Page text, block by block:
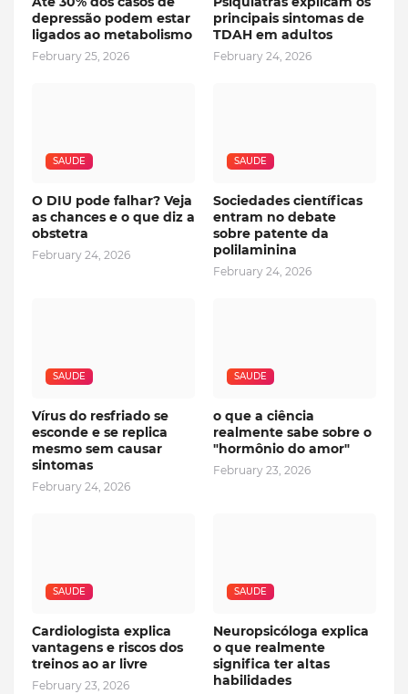
depressão podem estar
ligados ao metabolismo
February 25, 2026
principais sintomas de
TDAH em adultos
February 24, 2026
SAUDE
O DIU pode falhar? Veja
as chances e o que diz a
obstetra
February 24, 2026
SAUDE
Sociedades científicas
entram no debate
sobre patente da
polilaminina
February 24, 2026
SAUDE
Vírus do resfriado se
esconde e se replica
mesmo sem causar
sintomas
February 24, 2026
SAUDE
o que a ciência
realmente sabe sobre o
"hormônio do amor"
February 23, 2026
SAUDE
Cardiologista explica
vantagens e riscos dos
treinos ao ar livre
February 23, 2026
SAUDE
Neuropsicóloga explica
o que realmente
significa ter altas
habilidades